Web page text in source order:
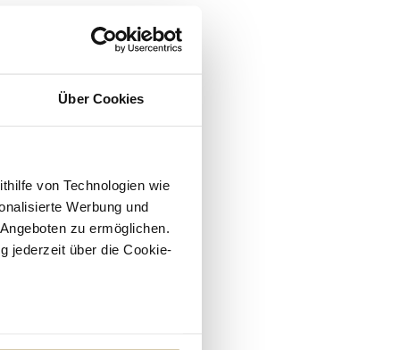
Über Cookies
von Technologien wie
Werbung und
zu ermöglichen.
jederzeit über die Cookie-